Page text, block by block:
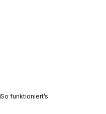
So funktioniert’s